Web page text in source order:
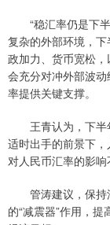
“稳汇率仍是下半
复杂的外部环境，
政加力、货币宽松
会充分对冲外部波
率提供关键支撑。
王青认为，下半
适时出手的前景下
对人民币汇率的影响
管涛建议，保持
的“减震器”作用，